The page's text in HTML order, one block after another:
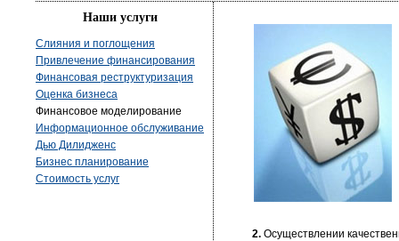
Наши услуги
Слияния и поглощения
Привлечение финансирования
Финансовая реструктуризация
Оценка бизнеса
Финансовое моделирование
Информационное обслуживание
Дью Дилидженс
Бизнес планирование
Стоимость услуг
2. Осуществлении